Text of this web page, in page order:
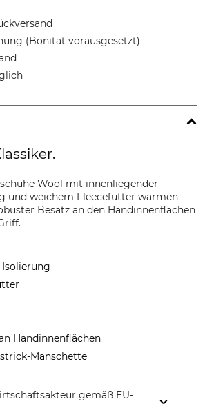
(Bonität vorausgesetzt)
Wool mit innenliegender
und weichem Fleecefutter wärmen
Besatz an den Handinnenflächen
Handinnenflächen
Manschette
gemäß EU-